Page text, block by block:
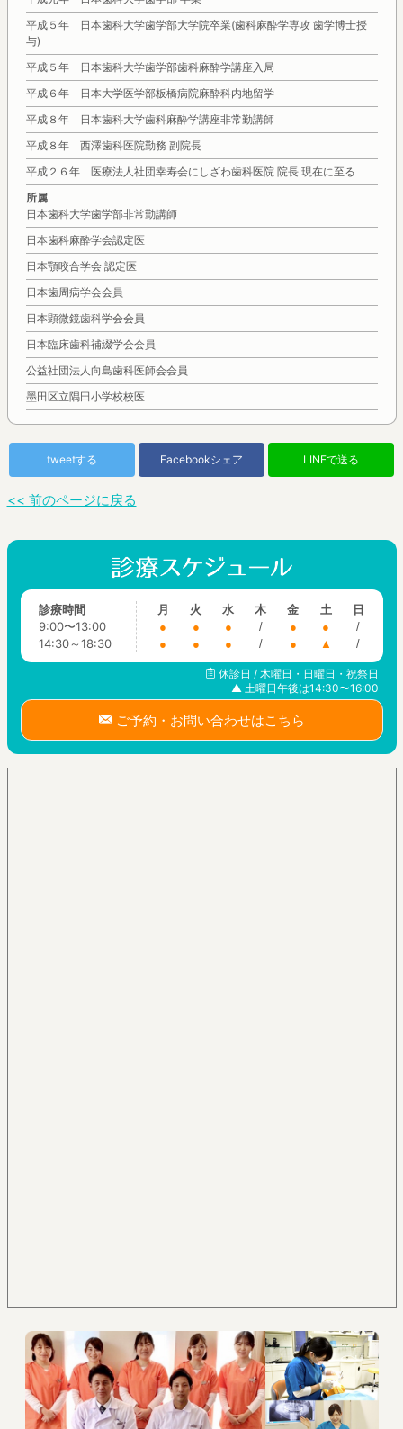
平成５年 日本歯科大学歯学部大学院卒業(歯科麻酔学専攻 歯学博士授
与)
平成５年 日本歯科大学歯学部歯科麻酔学講座入局
平成６年 日本大学医学部板橋病院麻酔科内地留学
平成８年 日本歯科大学歯科麻酔学講座非常勤講師
平成８年 西澤歯科医院勤務 副院長
平成２６年 医療法人社団幸寿会にしざわ歯科医院 院長 現在に至る
所属
日本歯科大学歯学部非常勤講師
日本歯科麻酔学会認定医
日本顎咬合学会 認定医
日本歯周病学会会員
日本顕微鏡歯科学会会員
日本臨床歯科補綴学会会員
公益社団法人向島歯科医師会会員
墨田区立隅田小学校校医
tweetする Facebookシェア LINEで送る
<< 前のページに戻る
診療時間
9:00〜13:00
14:30～18:30
月
●
●
火
●
●
水
●
●
木
/
/
金
●
●
土
●
▲
日
/
/
休診日 / 木曜日・日曜日・祝祭日
▲ 土曜日午後は14:30〜16:00
ご予約・お問い合わせはこちら